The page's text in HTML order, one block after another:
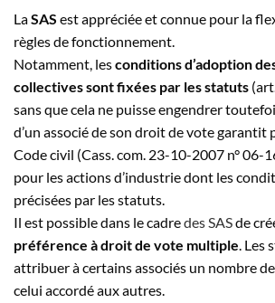
LaSAS est appréciée et connue pour la
règles de fonctionnement.
Notamment, lesconditions d’adoption
collectives sont fixées par les statuts
sans que cela ne puisse engendrer
d’un associé de son droit de vote garantit
Code civil (Cass. com. 23-10-2007 n° 06-
pour les actions d’industrie dont les
précisées par les statuts.
Il est possible dans le cadredes SASde
préférence à droit de vote multiple. Les
attribuer à certains associés un nombre
celui accordé aux autres.